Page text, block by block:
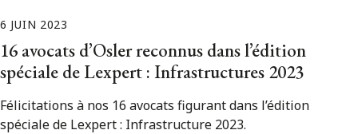
6 JUIN 2023
16 avocats d’Osler reconnus dans l’édition
spéciale de Lexpert : Infrastructures 2023
Félicitations à nos 16 avocats figurant dans l’édition
spéciale de Lexpert : Infrastructure 2023.